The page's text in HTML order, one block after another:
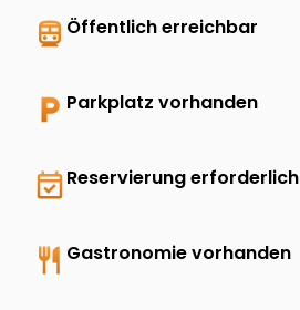
directions_transit Öffentlich erreichbar
local_parking Parkplatz vorhanden
event_availableReservierung erforderlich
restaurant Gastronomie vorhanden